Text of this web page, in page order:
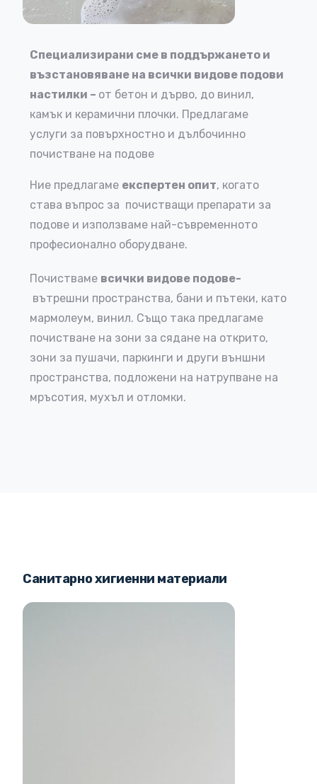
Специализирани сме в поддържането и
възстановяване на всички видове подови
настилки – от бетон и дърво, до винил,
камък и керамични плочки. Предлагаме
услуги за повърхностно и дълбочинно
почистване на подове
Ние предлагаме експертен опит, когато
става въпрос за почистващи препарати за
подове и използваме най-съвременното
професионално оборудване.
Почистваме всички видове подове-
вътрешни пространства, бани и пътеки, като
мармолеум, винил. Също така предлагаме
почистване на зони за сядане на открито,
зони за пушачи, паркинги и други външни
пространства, подложени на натрупване на
мръсотия, мухъл и отломки.
Санитарно хигиенни материали